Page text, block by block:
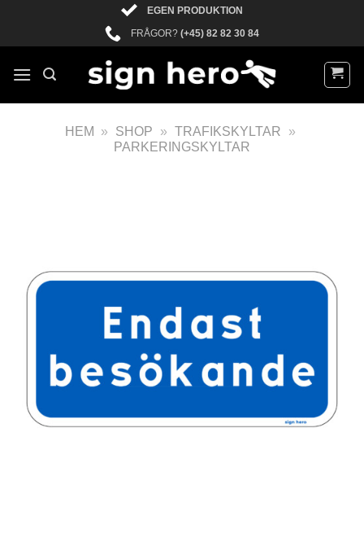
EGEN PRODUKTION
FRÅGOR? (+45) 82 82 30 84
HEM » SHOP » TRAFIKSKYLTAR
»
PARKERINGSKYLTAR